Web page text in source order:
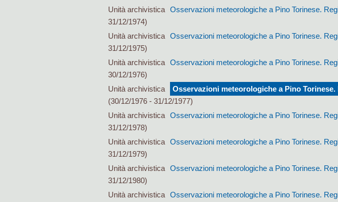
Unità archivistica Osservazioni meteorologiche a Pino Torinese.
31/12/1974)
Unità archivistica Osservazioni meteorologiche a Pino Torinese.
31/12/1975)
Unità archivistica Osservazioni meteorologiche a Pino Torinese.
30/12/1976)
Unità archivistica
Osservazioni meteorologiche a Pino
(30/12/1976 - 31/12/1977)
Unità archivistica Osservazioni meteorologiche a Pino Torinese.
31/12/1978)
Unità archivistica Osservazioni meteorologiche a Pino Torinese.
31/12/1979)
Unità archivistica Osservazioni meteorologiche a Pino Torinese.
31/12/1980)
Unità archivistica Osservazioni meteorologiche a Pino Torinese.